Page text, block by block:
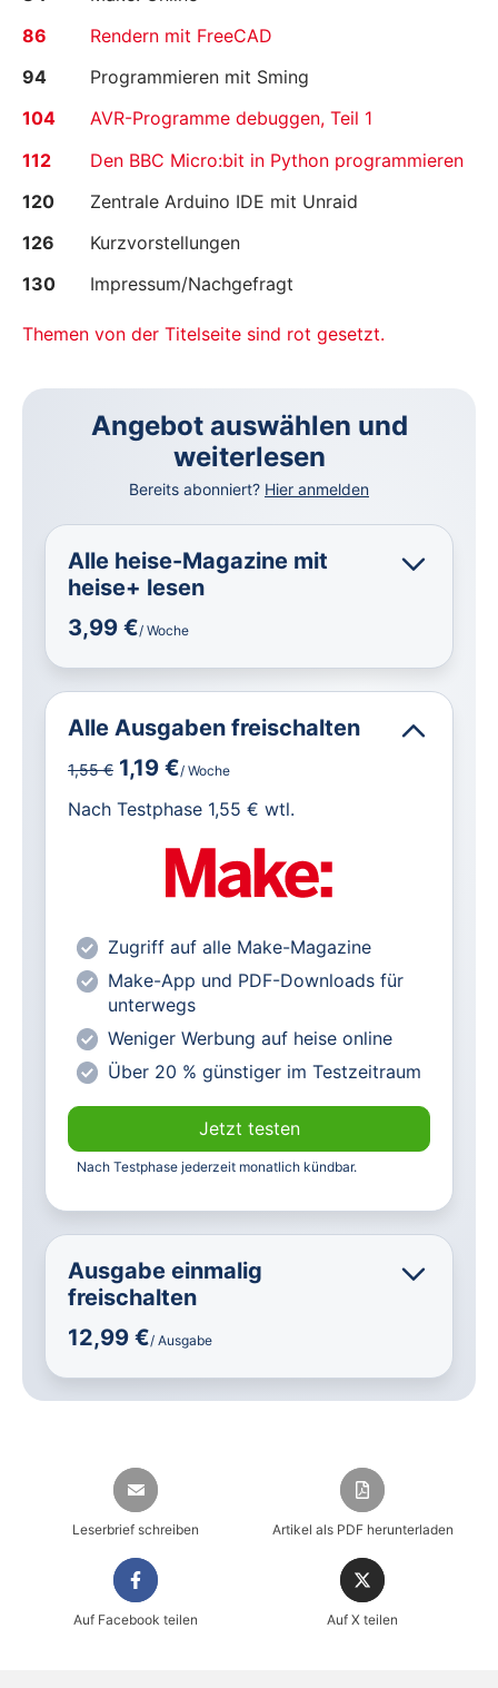
Rendern mit FreeCAD
86
Programmieren mit Sming
94
AVR-Programme debuggen, Teil 1
104
Den BBC Micro:bit in Python programmieren
112
Zentrale Arduino IDE mit Unraid
120
Kurzvorstellungen
126
Impressum/Nachgefragt
130
Themen von der Titelseite sind rot gesetzt.
Angebot auswählen und
weiterlesen
Bereits abonniert? Hier anmelden
Alle heise-Magazine mit
heise+ lesen
3,99 €/ Woche
Alle exklusiven heise+ Artikel frei
heise online mit weniger Werbung
lesen
Vorteilspreis für Magazin-
Abonnenten
Alle Ausgaben freischalten
1,55 € 1,19 €/ Woche
Nach Testphase 1,55 € wtl.
Zugriff auf alle Make-Magazine
Make-App und PDF-Downloads für
unterwegs
Weniger Werbung auf heise online
Über 20 % günstiger im Testzeitraum
Jetzt testen
Nach Testphase jederzeit monatlich kündbar.
Ausgabe einmalig
freischalten
12,99 €/ Ausgabe
Leserbrief schreiben Artikel als PDF herunterladen
Auf Facebook teilen Auf X teilen